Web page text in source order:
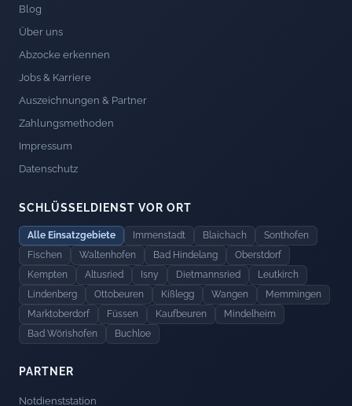
Blog
Über uns
Abzocke erkennen
Jobs & Karriere
Auszeichnungen & Partner
Zahlungsmethoden
Impressum
Datenschutz
SCHLÜSSELDIENST VOR ORT
Alle Einsatzgebiete Immenstadt Blaichach
Sonthofen
Fischen
Waltenhofen Bad Hindelang
Oberstdorf
Kempten
Altusried Isny Dietmannsried
Leutkirch
Lindenberg
Ottobeuren Kißlegg Wangen
Memmingen
Marktoberdorf
Füssen Kaufbeuren
Mindelheim
Bad Wörishofen
Buchloe
PARTNER
Notdienststation